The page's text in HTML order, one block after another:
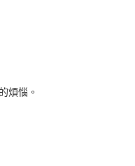
煩惱。